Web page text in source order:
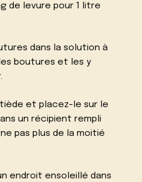
de levure pour 1 litre
dans la solution à
boutures et les y
tiède et placez-le sur le
un récipient rempli
pas plus de la moitié
endroit ensoleillé dans